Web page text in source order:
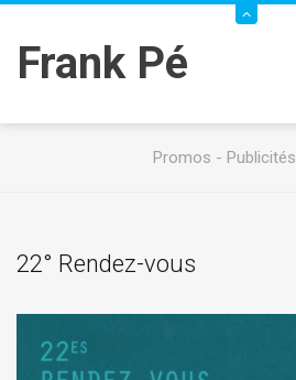
Frank Pé
Promos - Publicités
22° Rendez-vous